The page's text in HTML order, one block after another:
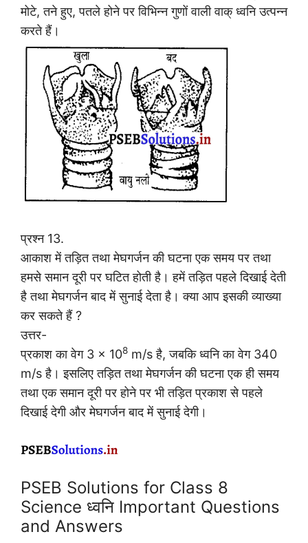
मोटे, तने हुए, पतले होने पर विभिन्न गुणों वाली वाक् ध्वनि उत्पन्न
करते हैं।
प्रश्न 13.
आकाश में तड़ित तथा मेघगर्जन की घटना एक समय पर तथा
हमसे समान दूरी पर घटित होती है। हमें तड़ित पहले दिखाई देती
है तथा मेघगर्जन बाद में सुनाई देता है। क्या आप इसकी व्याख्या
कर सकते हैं ?
उत्तर-
प्रकाश का वेग 3 × 108 m/s है, जबकि ध्वनि का वेग 340
m/s है। इसलिए तड़ित तथा मेघगर्जन की घटना एक ही समय
तथा एक समान दूरी पर होने पर भी तड़ित प्रकाश से पहले
दिखाई देगी और मेघगर्जन बाद में सुनाई देगी।
PSEB Solutions for Class 8
Science ध्वनि Important Questions
and Answers